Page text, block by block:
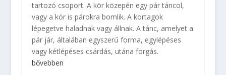
tartozó csoport. A kör közepén egy pár táncol,
vagy a kör is párokra bomlik. A körtagok
lépegetve haladnak vagy állnak. A tánc, amelyet a
pár jár, általában egyszerű forma, egylépéses
vagy kétlépéses csárdás, utána forgás.
bővebben